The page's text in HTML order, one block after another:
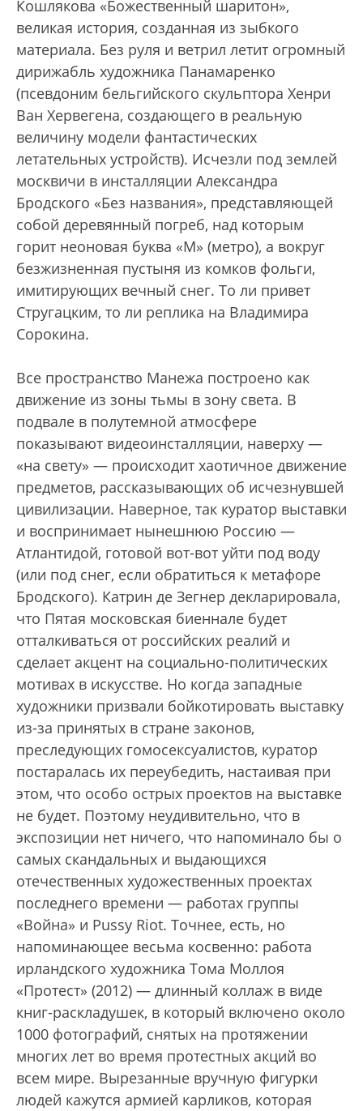
Кошлякова «Божественный шаритон»,
великая история, созданная из зыбкого
материала. Без руля и ветрил летит огромный
дирижабль художника Панамаренко
(псевдоним бельгийского скульптора Хенри
Ван Хервегена, создающего в реальную
величину модели фантастических
летательных устройств). Исчезли под землей
москвичи в инсталляции Александра
Бродского «Без названия», представляющей
собой деревянный погреб, над которым
горит неоновая буква «М» (метро), а вокруг
безжизненная пустыня из комков фольги,
имитирующих вечный снег. То ли привет
Стругацким, то ли реплика на Владимира
Сорокина.
Все пространство Манежа построено как
движение из зоны тьмы в зону света. В
подвале в полутемной атмосфере
показывают видеоинсталляции, наверху —
«на свету» — происходит хаотичное движение
предметов, рассказывающих об исчезнувшей
цивилизации. Наверное, так куратор выставки
и воспринимает нынешнюю Россию —
Атлантидой, готовой вот-вот уйти под воду
(или под снег, если обратиться к метафоре
Бродского). Катрин де Зегнер декларировала,
что Пятая московская биеннале будет
отталкиваться от российских реалий и
сделает акцент на социально-политических
мотивах в искусстве. Но когда западные
художники призвали бойкотировать выставку
из-за принятых в стране законов,
преследующих гомосексуалистов, куратор
постаралась их переубедить, настаивая при
этом, что особо острых проектов на выставке
не будет. Поэтому неудивительно, что в
экспозиции нет ничего, что напоминало бы о
самых скандальных и выдающихся
отечественных художественных проектах
последнего времени — работах группы
«Война» и Pussy Riot. Точнее, есть, но
напоминающее весьма косвенно: работа
ирландского художника Тома Моллоя
«Протест» (2012) — длинный коллаж в виде
книг-раскладушек, в который включено около
1000 фотографий, снятых на протяжении
многих лет во время протестных акций во
всем мире. Вырезанные вручную фигурки
людей кажутся армией карликов, которая